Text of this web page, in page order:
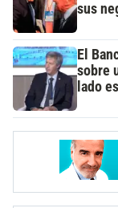
sus
El
sobre
lado